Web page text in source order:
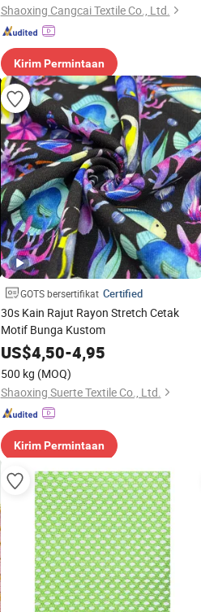
Shaoxing Cangcai Textile Co., Ltd.
Kirim Permintaan
GOTS bersertifikat Certified
30s Kain Rajut Rayon Stretch Cetak
Motif Bunga Kustom
US$4,50-4,95
500 kg (MOQ)
Shaoxing Suerte Textile Co., Ltd.
Kirim Permintaan